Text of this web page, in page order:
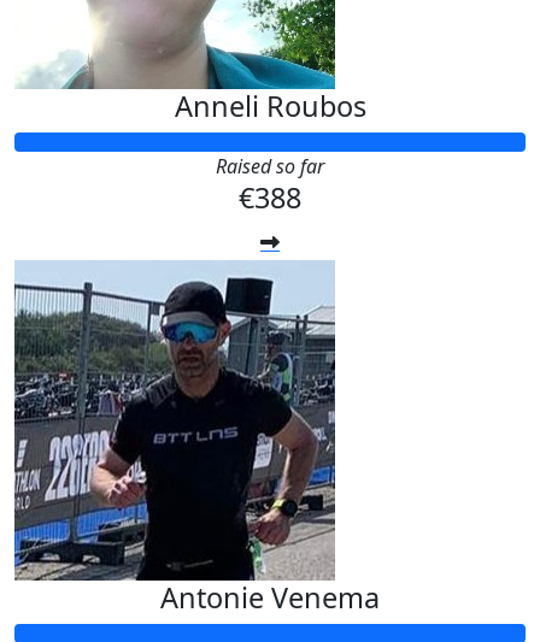
Anneli Roubos
Raised so far
€388
Antonie Venema